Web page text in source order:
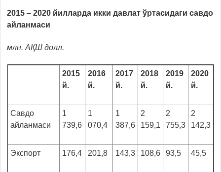
2015 – 2020 йилларда икки давлат ўртасидаги савдо
айланмаси
млн. АҚШ долл.
2015
й.
2016
й.
2017
й.
2018
й.
2019
й.
2020
й.
Савдо
айланмаси
1
739,6
1
070,4
1
387,6
2
159,1
2
755,3
2
142,3
Экспорт 176,4 201,8 143,3 108,6 93,5 45,5